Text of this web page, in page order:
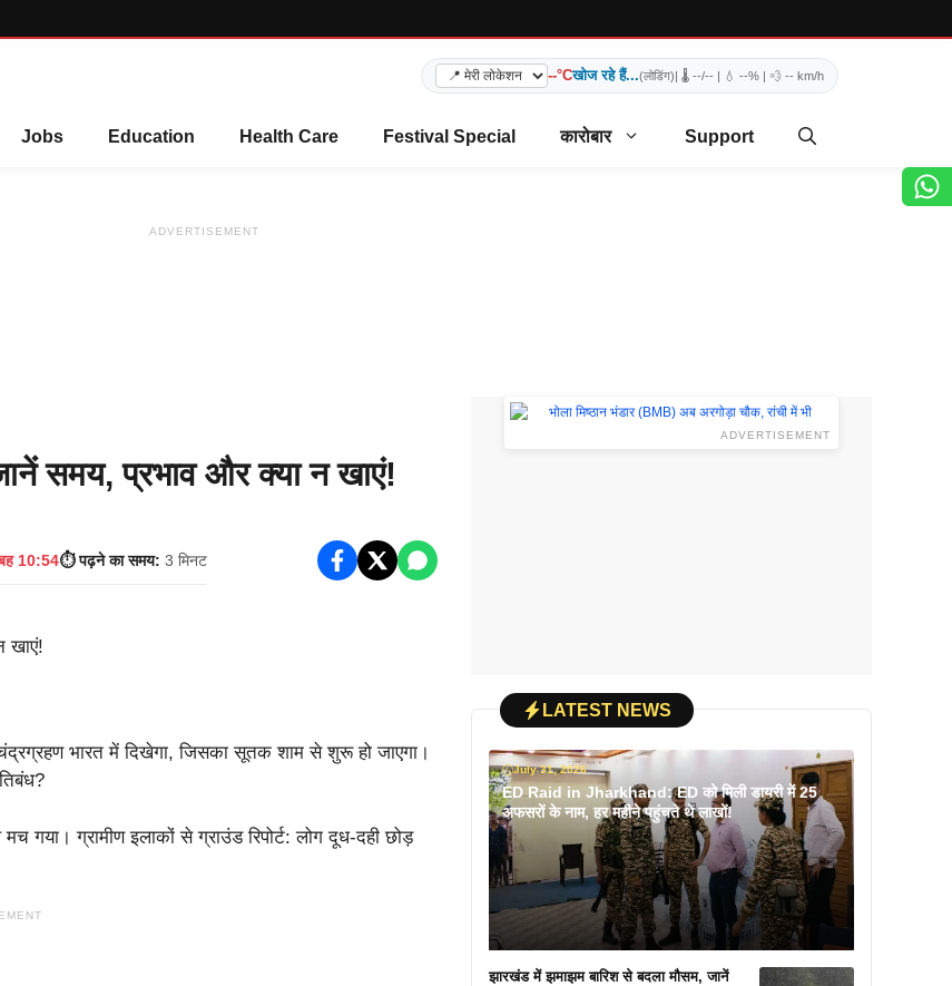
--°Cखोज रहे हैं...(लोडिंग)| 🌡️ --/-- | 💧 --% | 💨 -- km/h
Jobs Education Health Care Festival Special कारोबार Support
ADVERTISEMENT
समय, प्रभाव और क्या न खाएं!
10:54⏱️ पढ़ने का समय: 3 मिनट
भारत में दिखेगा, जिसका सूतक शाम से शुरू हो जाएगा।
ग्रामीण इलाकों से ग्राउंड रिपोर्ट: लोग दूध-दही छोड़
ADVERTISEMENT
LATEST NEWS
July 31, 2026
ED Raid in Jharkhand: ED को मिली डायरी में 25
अफसरों के नाम, हर महीने पहुंचते थे लाखों!
झारखंड में झमाझम बारिश से बदला मौसम, जानें